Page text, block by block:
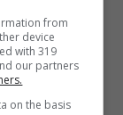
a
persone
non
del PD
from
device
with 319
our partners
on the basis